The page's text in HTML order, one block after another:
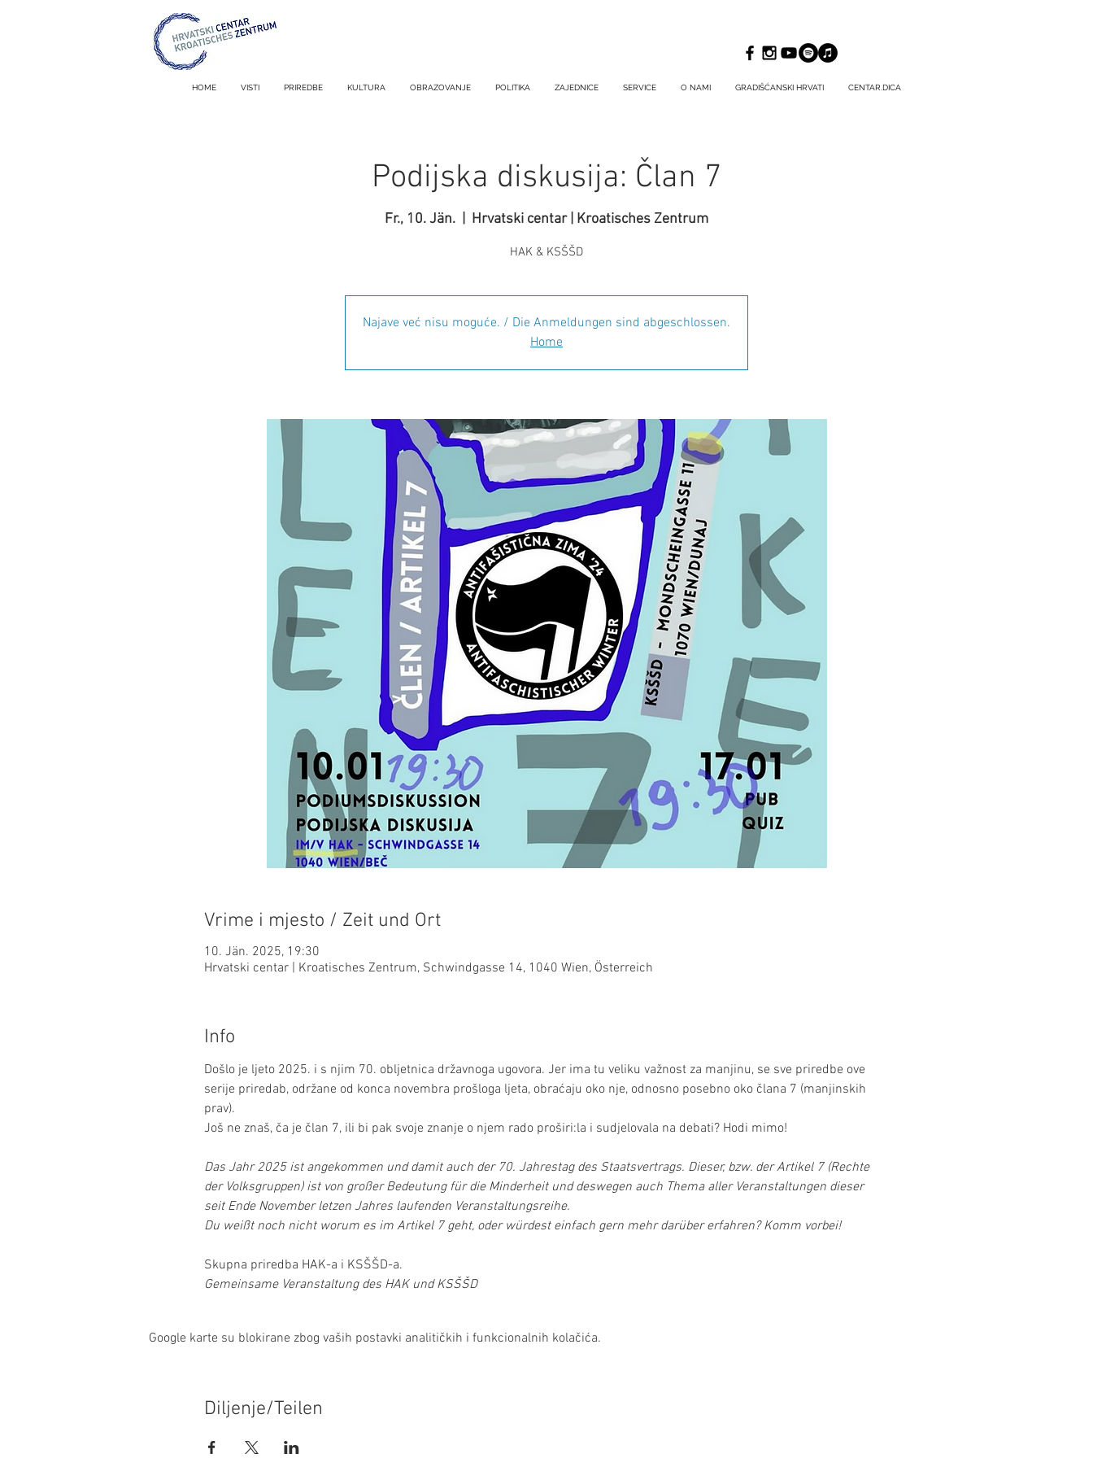
HOME VISTI PRIREDBE KULTURA OBRAZOVANJE POLITIKA ZAJEDNICE SERVICE O NAMI GRADIŠĆANSKI HRVATI CENTAR.DICA
Podijska diskusija: Član 7
Fr., 10. Jän. Hrvatski centar | Kroatisches Zentrum
HAK & KSŠŠD
Najave već nisu moguće. / Die Anmeldungen sind abgeschlossen.
Home
Vrime i mjesto / Zeit und Ort
10. Jän. 2025, 19:30
Hrvatski centar | Kroatisches Zentrum, Schwindgasse 14, 1040 Wien, Österreich
Info
Došlo je ljeto 2025. i s njim 70. obljetnica državnoga ugovora. Jer ima tu veliku važnost za manjinu, se sve priredbe ove
serije priredab, održane od konca novembra prošloga ljeta, obraćaju oko nje, odnosno posebno oko člana 7 (manjinskih
prav).
Još ne znaš, ča je član 7, ili bi pak svoje znanje o njem rado proširi:la i sudjelovala na debati? Hodi mimo!
Das Jahr 2025 ist angekommen und damit auch der 70. Jahrestag des Staatsvertrags. Dieser, bzw. der Artikel 7 (Rechte
der Volksgruppen) ist von großer Bedeutung für die Minderheit und deswegen auch Thema aller Veranstaltungen dieser
seit Ende November letzen Jahres laufenden Veranstaltungsreihe.
Du weißt noch nicht worum es im Artikel 7 geht, oder würdest einfach gern mehr darüber erfahren? Komm vorbei!
Skupna priredba HAK-a i KSŠŠD-a.
Gemeinsame Veranstaltung des HAK und KSŠŠD
Google karte su blokirane zbog vaših postavki analitičkih i funkcionalnih kolačića.
Diljenje/Teilen